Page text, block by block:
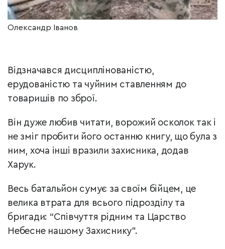
Олександр Іванов
Відзначався дисциплінованістю,
ерудованістю та чуйним ставленням до
товаришів по зброї.
Він дуже любив читати, ворожий осколок так і
не зміг пробити його останню книгу, що була з
ним, хоча інші вразили захисника, додав
Харук.
Весь батальйон сумує за своїм бійцем, це
велика втрата для всього підрозділу та
бригади: “Співчуття рідним та Царство
Небесне нашому Захиснику”.